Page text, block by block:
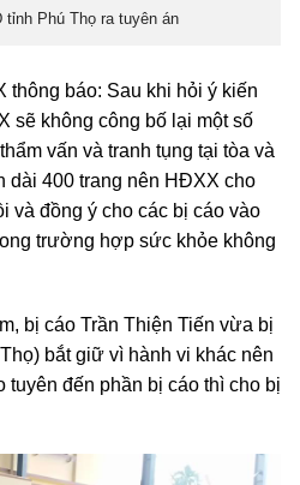
tỉnh Phú Thọ ra tuyên án
báo: Sau khi hỏi ý kiến
sẽ không công bố lại một số
vấn và tranh tụng tại tòa và
dài 400 trang nên HĐXX cho
và đồng ý cho các bị cáo vào
trường hợp sức khỏe không
bị cáo Trần Thiện Tiến vừa bị
bắt giữ vì hành vi khác nên
tuyên đến phần bị cáo thì cho bị